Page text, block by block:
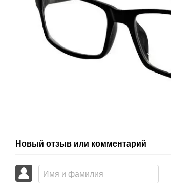
Новый отзыв или комментарий